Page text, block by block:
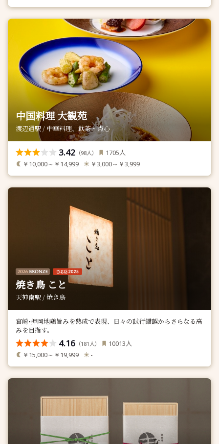
中国料理 大観苑
渡辺通駅 / 中華料理、飲茶・点心
3.42 （98人） 1705人
￥10,000～￥14,999 ￥3,000～￥3,999
焼き鳥 こと
天神南駅 / 焼き鳥
宮崎•押岡地鶏旨みを熟成で表現、日々の試行錯誤からさらなる高
みを目指す。
4.16 （181 人） 10013人
￥15,000～￥19,999 -